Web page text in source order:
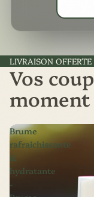
LIVRAISON
Vos
moment
Brume
rafraichissante
&
hydratante
-